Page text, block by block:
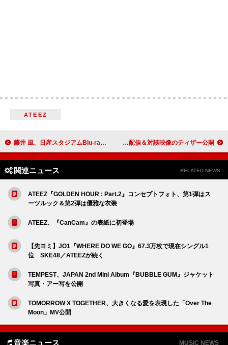
ATEEZ
藤井 風、日産スタジアムBlu-ray＆CDの詳細発表 映像＆音源どちらも先行配信へ 秦 基博×草野マサムネ（スピッツ）、コラボ曲「ringo」先行配信＆対談映像のティザー公開
関連ニュース RELATED NEWS
ATEEZ『GOLDEN HOUR : Part.2』コンセプトフォト、第1弾はス
ーツルック＆第2弾は優雅な衣装
ATEEZ、『CanCam』の表紙に初登場
【先ヨミ】JO1『WHERE DO WE GO』67.3万枚で現在シングル1
位 SKE48／ATEEZが続く
TEMPEST、JAPAN 2nd Mini Album『BUBBLE GUM』ジャケット
写真・アー写を公開
TOMORROW X TOGETHER、大きくなる愛を表現した「Over The
Moon」MV公開
音楽ニュース MUSIC NEWS